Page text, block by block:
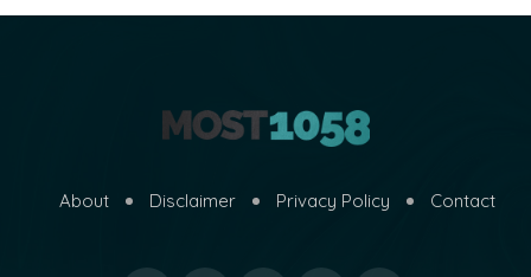
About Disclaimer Privacy Policy Contact